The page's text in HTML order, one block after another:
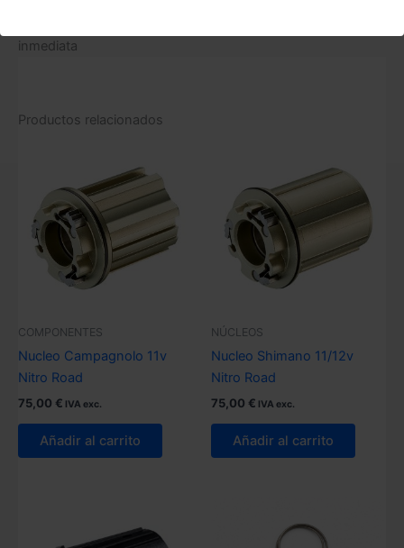
inmediata
Productos relacionados
COMPONENTES
Nucleo Campagnolo 11v
Nitro Road
75,00 € IVA exc.
Añadir al carrito
NÚCLEOS
Nucleo Shimano 11/12v
Nitro Road
75,00 € IVA exc.
Añadir al carrito